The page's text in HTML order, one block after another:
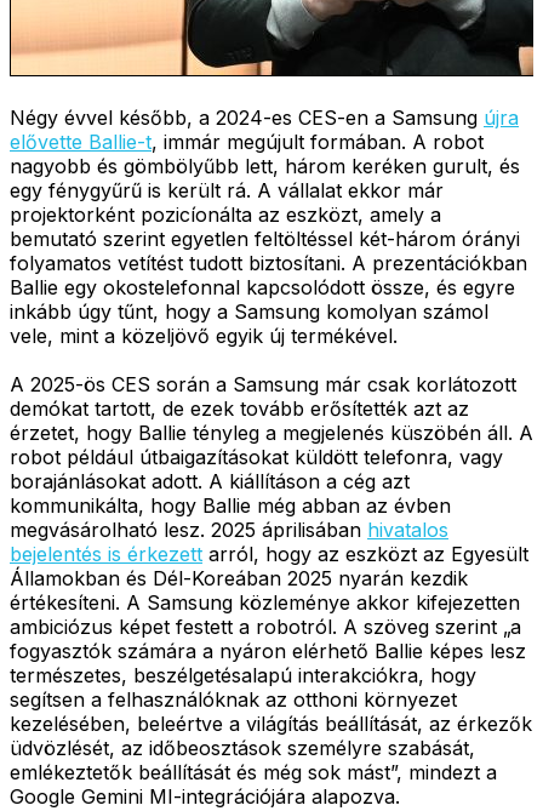
Négy évvel később, a 2024-es CES-en a Samsung újra
elővette Ballie-t, immár megújult formában. A robot
nagyobb és gömbölyűbb lett, három keréken gurult, és
egy fénygyűrű is került rá. A vállalat ekkor már
projektorként pozicíonálta az eszközt, amely a
bemutató szerint egyetlen feltöltéssel két-három órányi
folyamatos vetítést tudott biztosítani. A prezentációkban
Ballie egy okostelefonnal kapcsolódott össze, és egyre
inkább úgy tűnt, hogy a Samsung komolyan számol
vele, mint a közeljövő egyik új termékével.
A 2025-ös CES során a Samsung már csak korlátozott
demókat tartott, de ezek tovább erősítették azt az
érzetet, hogy Ballie tényleg a megjelenés küszöbén áll. A
robot például útbaigazításokat küldött telefonra, vagy
borajánlásokat adott. A kiállításon a cég azt
kommunikálta, hogy Ballie még abban az évben
megvásárolható lesz. 2025 áprilisában hivatalos
bejelentés is érkezett arról, hogy az eszközt az Egyesült
Államokban és Dél-Koreában 2025 nyarán kezdik
értékesíteni. A Samsung közleménye akkor kifejezetten
ambiciózus képet festett a robotról. A szöveg szerint „a
fogyasztók számára a nyáron elérhető Ballie képes lesz
természetes, beszélgetésalapú interakciókra, hogy
segítsen a felhasználóknak az otthoni környezet
kezelésében, beleértve a világítás beállítását, az érkezők
üdvözlését, az időbeosztások személyre szabását,
emlékeztetők beállítását és még sok mást”, mindezt a
Google Gemini MI-integrációjára alapozva.